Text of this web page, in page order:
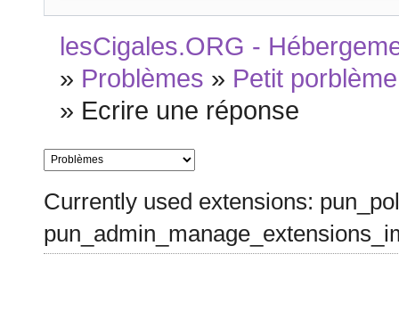
lesCigales.ORG -
» Problèmes » Petit
» Ecrire une réponse
Currently used extensions: